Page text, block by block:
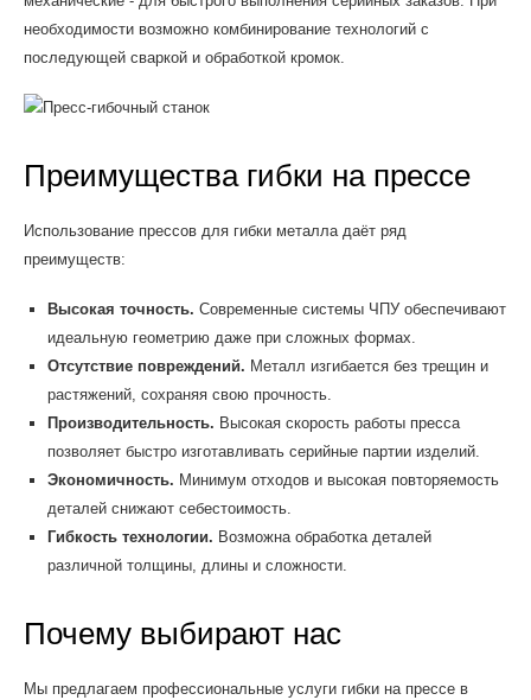
необходимости возможно комбинирование технологий с
последующей сваркой и обработкой кромок.
Преимущества гибки на прессе
Использование прессов для гибки металла даёт ряд
преимуществ:
Высокая точность. Современные системы ЧПУ обеспечивают
идеальную геометрию даже при сложных формах.
Отсутствие повреждений. Металл изгибается без трещин и
растяжений, сохраняя свою прочность.
Производительность. Высокая скорость работы пресса
позволяет быстро изготавливать серийные партии изделий.
Экономичность. Минимум отходов и высокая повторяемость
деталей снижают себестоимость.
Гибкость технологии. Возможна обработка деталей
различной толщины, длины и сложности.
Почему выбирают нас
Мы предлагаем профессиональные услуги гибки на прессе в